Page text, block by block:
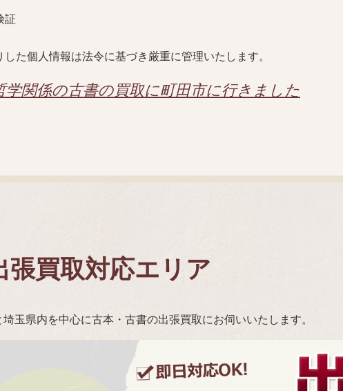
証
した個人情報は法令に基づき厳重に管理いたします。
学関係の古書の買取に町田市に行きました
張買取対応エリア
玉県内を中心に古本・古書の出張買取にお伺いいたします。